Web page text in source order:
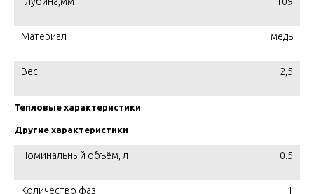
Материал медь
Вес 2,5
Тепловые характеристики
Другие характеристики
Номинальный объём, л 0.5
Количество фаз 1